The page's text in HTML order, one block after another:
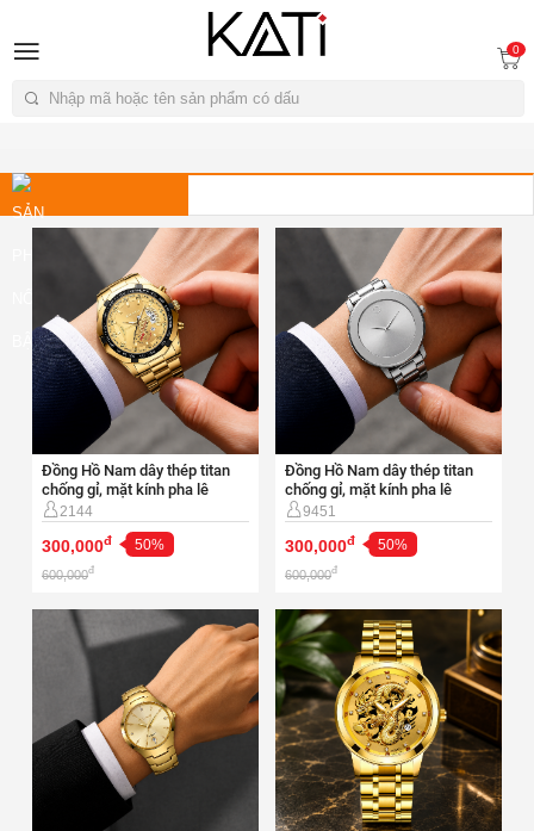
Tìm kiếm
0
ĐỒNG HỒ NAM
Đồng Hồ Nam dây thép titan
chống gỉ, mặt kính pha lê
40mm-DH80
300,000đ 50%
600,000đ
2144
Đồng Hồ Nam dây thép titan
chống gỉ, mặt kính pha lê
40mm-DH305
300,000đ 50%
600,000đ
9451